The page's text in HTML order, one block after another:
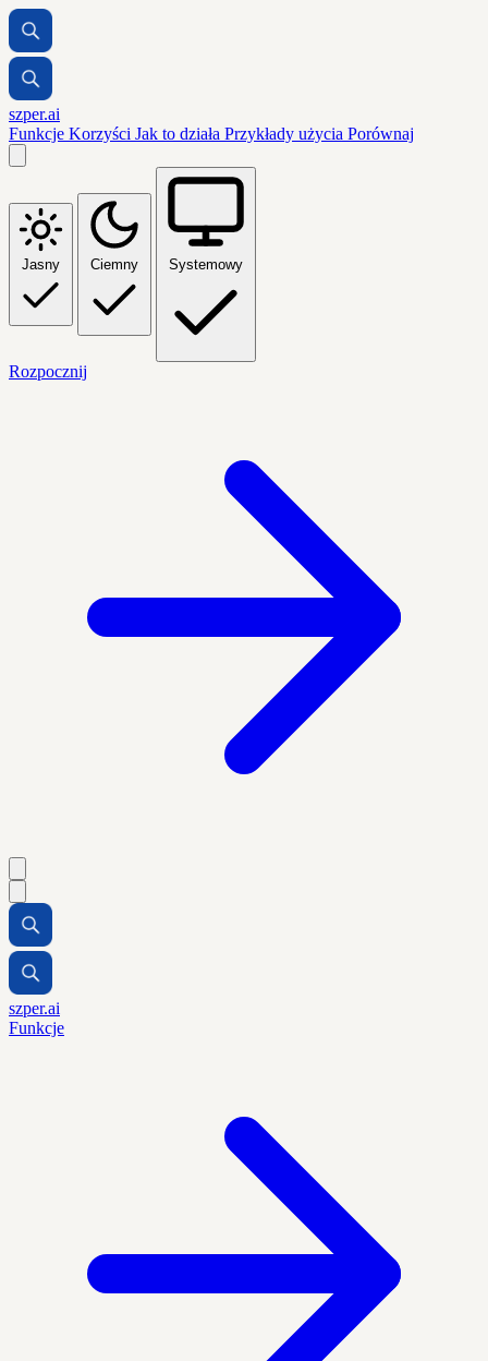
szper.ai
Funkcje Korzyści Jak to działa Przykłady użycia Porównaj
Jasny Ciemny Systemowy
Rozpocznij
szper.ai
Funkcje